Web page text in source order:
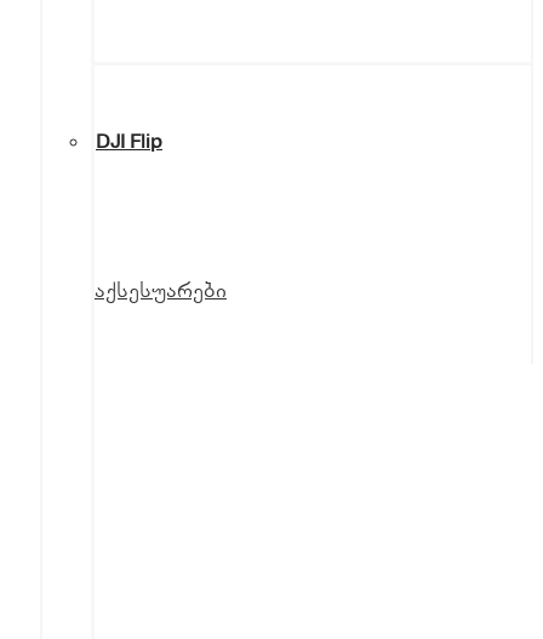
DJI Flip
აქსესუარები